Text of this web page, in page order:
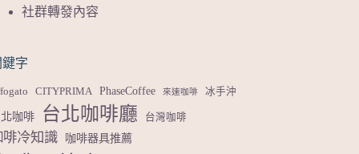
社群轉發內容
字
CITYPRIMA PhaseCoffee 來速咖啡 冰手沖
咖啡 台北咖啡廳 台灣咖啡
啡冷知識 咖啡器具推薦